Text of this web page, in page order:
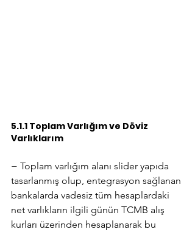
5.1.1 Toplam Varlığım ve Döviz
Varlıklarım
− Toplam varlığım alanı slider yapıda
tasarlanmış olup, entegrasyon sağlanan
bankalarda vadesiz tüm hesaplardaki
net varlıkların ilgili günün TCMB alış
kurları üzerinden hesaplanarak bu